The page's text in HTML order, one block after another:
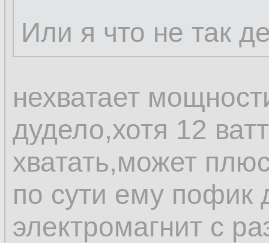
Или я что не так
нехватает
дудело,хотя 12
хватать,может
по сути ему пофик
электромагнит с